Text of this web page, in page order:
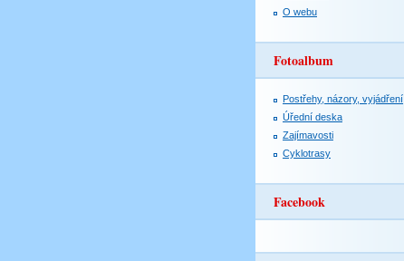
O webu
Fotoalbum
Postřehy, názory, vyjádření
Úřední deska
Zajímavosti
Cyklotrasy
Facebook